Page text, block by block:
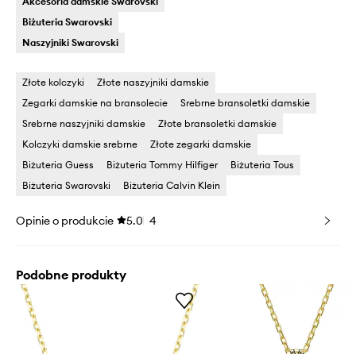
Biżuteria Swarovski
Naszyjniki Swarovski
Złote kolczyki
Złote naszyjniki damskie
Zegarki damskie na bransolecie
Srebrne bransoletki damskie
Srebrne naszyjniki damskie
Złote bransoletki damskie
Kolczyki damskie srebrne
Złote zegarki damskie
Biżuteria Guess
Biżuteria Tommy Hilfiger
Biżuteria Tous
Biżuteria Swarovski
Biżuteria Calvin Klein
Opinie o produkcie 5.0 4
Podobne produkty